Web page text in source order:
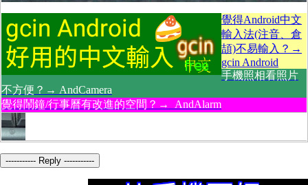
覺得Android中文
輸入法(注音、倉
頡)不易輸入？→
gcin Android
手機照相看照片
不方便？→ AndCamera
覺得鬧鐘/行事曆有改進的空間？→ AndAlarm
----------- Reply -----------